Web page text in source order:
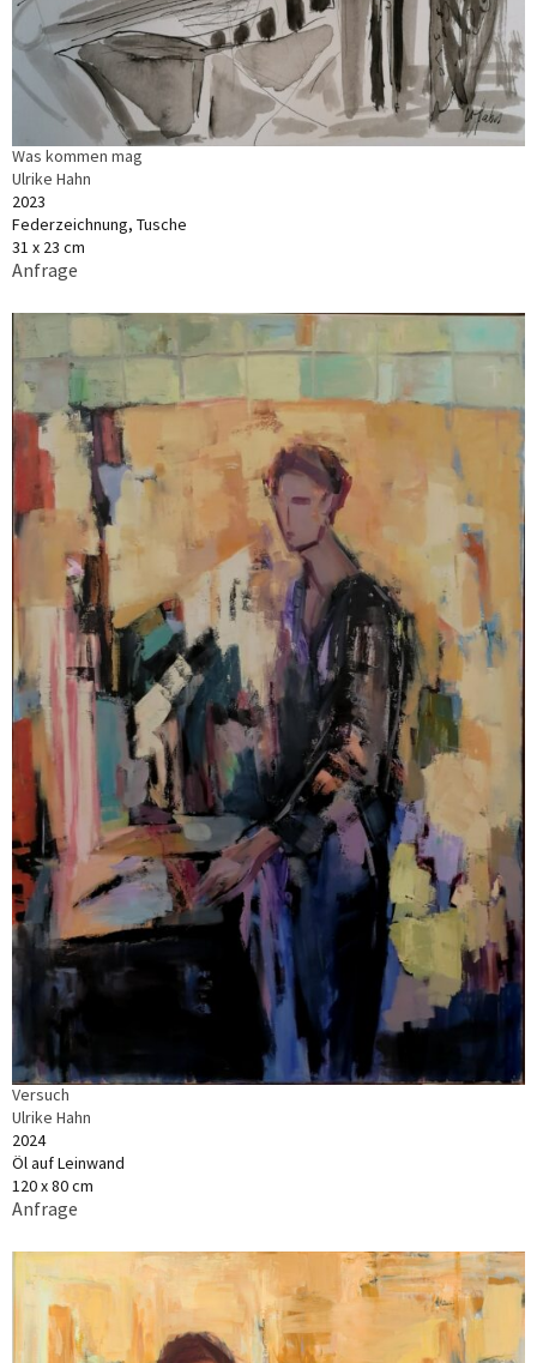
Was kommen mag
Ulrike Hahn
2023
Federzeichnung, Tusche
31 x 23 cm
Anfrage
Versuch
Ulrike Hahn
2024
Öl auf Leinwand
120 x 80 cm
Anfrage